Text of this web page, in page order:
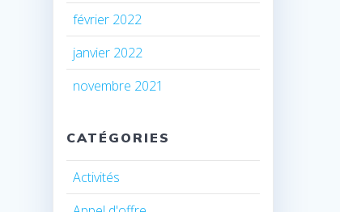
février 2022
janvier 2022
novembre 2021
CATÉGORIES
Activités